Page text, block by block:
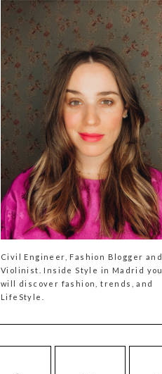
Civil Engineer, Fashion Blogger and
Violinist. Inside Style in Madrid you
will discover fashion, trends, and
LifeStyle.